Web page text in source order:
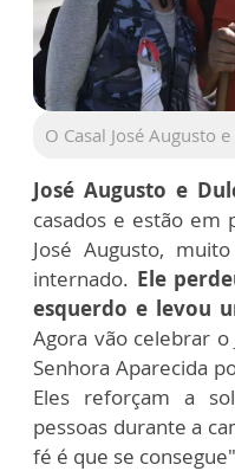
O Casal José Augusto
José Augusto e
casados e estão em
José Augusto,
internado. Ele
esquerdo e levou
Agora vão celebrar o
Senhora Aparecida
Eles reforçam a
pessoas durante a
fé é que se